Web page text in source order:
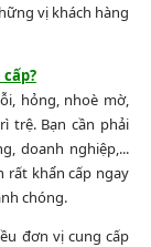
vị khách hàng
hỏng, nhoè mờ,
trệ. Bạn cần phải
doanh nghiệp,...
rất khẩn cấp ngay
chóng.
đơn vị cung cấp